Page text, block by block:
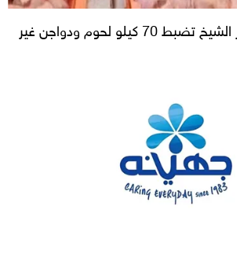
حملة رقابية في كفر الشيخ تضبط 70 كيلو لحوم ودواجن غير